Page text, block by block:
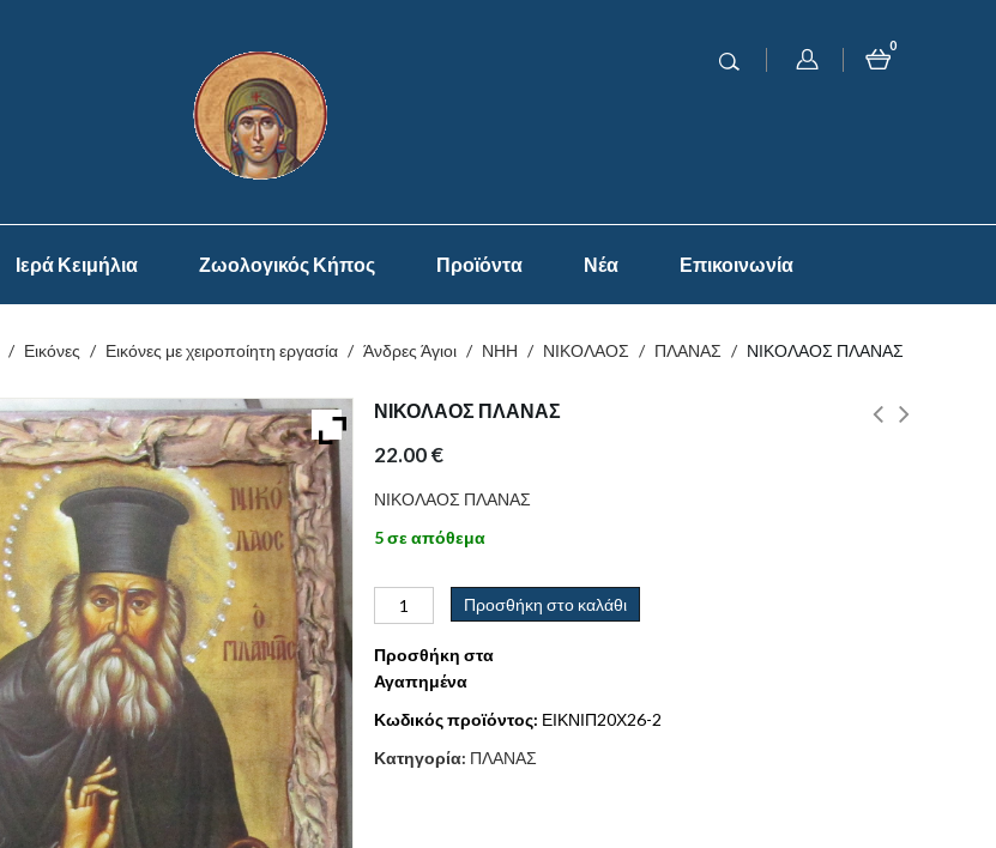
0
Ιερά Κειμήλια Ζωολογικός Κήπος Προϊόντα Νέα Επικοινωνία
/ Εικόνες / Εικόνες με χειροποίητη εργασία / Άνδρες Άγιοι / ΝΗΗ / ΝΙΚΟΛΑΟΣ / ΠΛΑΝΑΣ / ΝΙΚΟΛΑΟΣ ΠΛΑΝΑΣ
ΝΙΚΟΛΑΟΣ ΠΛΑΝΑΣ
22.00€
ΝΙΚΟΛΑΟΣ ΠΛΑΝΑΣ
5 σε απόθεμα
Προσθήκη στο καλάθι
Προσθήκη στα
Αγαπημένα
Κωδικός προϊόντος: ΕΙΚΝΙΠ20Χ26-2
Κατηγορία: ΠΛΑΝΑΣ